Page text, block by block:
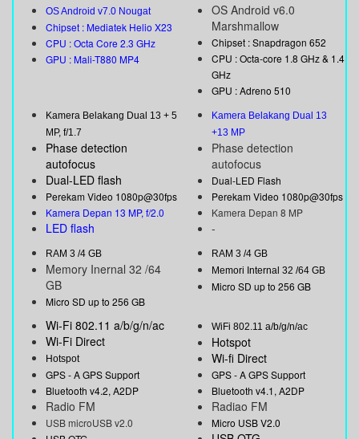
OS Android v7.0 Nougat
Chipset : Mediatek Helio X23
CPU : Octa Core 2.3 GHz
GPU : Mali-T880 MP4
OS Android v6.0
Marshmallow
Chipset : Snapdragon 652
CPU : Octa-core 1.8 GHz & 1.4
GHz
GPU : Adreno 510
Kamera Belakang Dual 13 + 5
MP, f/1.7
Phase detection
autofocus
Dual-LED flash
Perekam Video 1080p@30fps
Kamera Depan 13 MP, f/2.0
LED flash
Kamera Belakang Dual 13
+13 MP
Phase detection
autofocus
Dual-LED Flash
Perekam Video 1080p@30fps
Kamera Depan 8 MP
-
RAM 3 /4 GB
Memory Inernal 32 /64
GB
Micro SD up to 256 GB
RAM 3 /4 GB
Memori Internal 32 /64 GB
Micro SD up to 256 GB
Wi-Fi 802.11 a/b/g/n/ac
Wi-Fi Direct
Hotspot
GPS - A GPS Support
Bluetooth v4.2, A2DP
Radio FM
USB microUSB v2.0
WiFi 802.11 a/b/g/n/ac
Hotspot
Wi-fi Direct
GPS - A GPS Support
Bluetooth v4.1, A2DP
Radiao FM
Micro USB V2.0